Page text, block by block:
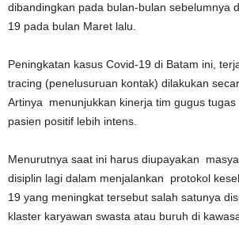
dibandingkan pada bulan-bulan sebelumnya
19 pada bulan Maret lalu.
Peningkatan kasus Covid-19 di Batam ini,
tracing (penelusuruan kontak) dilakukan
Artinya menunjukkan kinerja tim gugus tugas
pasien positif lebih intens.
Menurutnya saat ini harus diupayakan
disiplin lagi dalam menjalankan protokol
19 yang meningkat tersebut salah satunya
klaster karyawan swasta atau buruh di